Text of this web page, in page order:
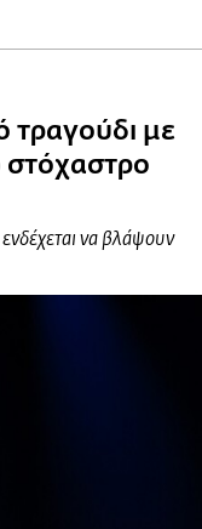
τραγούδι με
στόχαστρο
να βλάψουν